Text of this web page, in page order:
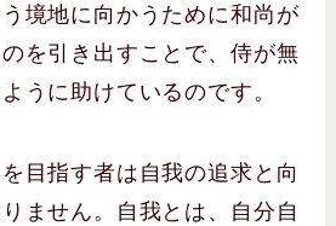
境地に向かうために和尚が
のを引き出すことで、侍が無
うに助けているのです。
目指す者は自我の追求と向
ません。自我とは、自分自